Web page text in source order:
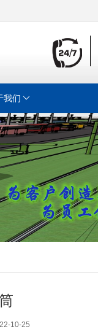
我们
10-25